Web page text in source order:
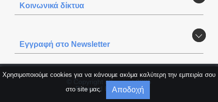
Χρησιμοποιούμε cookies για να κάνουμε ακόμα καλύτερη την εμπειρία σου
στο site μας. Αποδοχή
Κοινωνικά δίκτυα
Εγγραφή στο Newsletter
© Copyright itXproject 2025
Powered byitXproject